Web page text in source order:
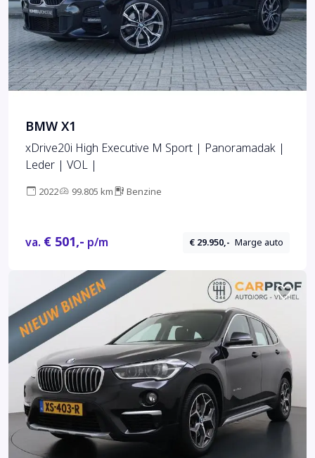
BMW X1
xDrive20i High Executive M Sport | Panoramadak |
Leder | VOL |
2022 99.805 km Benzine
va. € 501,- p/m € 29.950,- Marge auto